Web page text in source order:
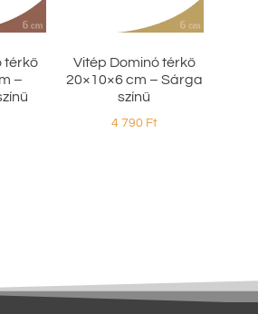
térkő
–
Vitép Dominó térkő
20×10×6 cm – Sárga
színű
4 790 Ft